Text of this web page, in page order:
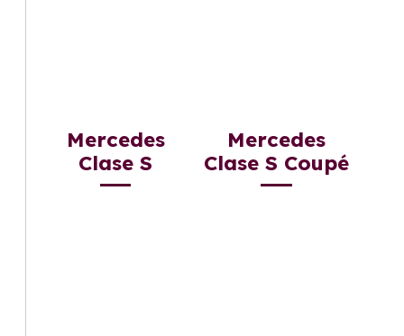
Mercedes
Clase S
Mercedes
Clase S Coupé